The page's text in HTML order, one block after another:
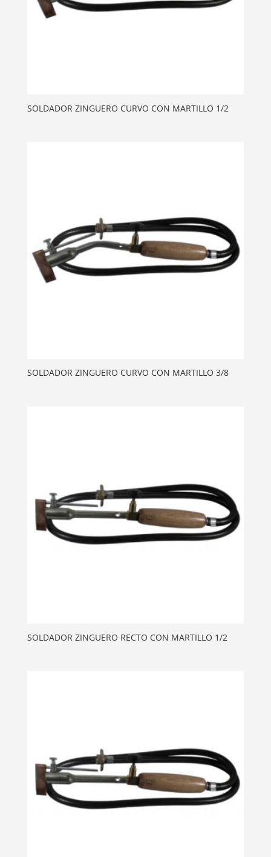
SOLDADOR ZINGUERO CURVO CON MARTILLO 1/2
SOLDADOR ZINGUERO CURVO CON MARTILLO 3/8
SOLDADOR ZINGUERO RECTO CON MARTILLO 1/2